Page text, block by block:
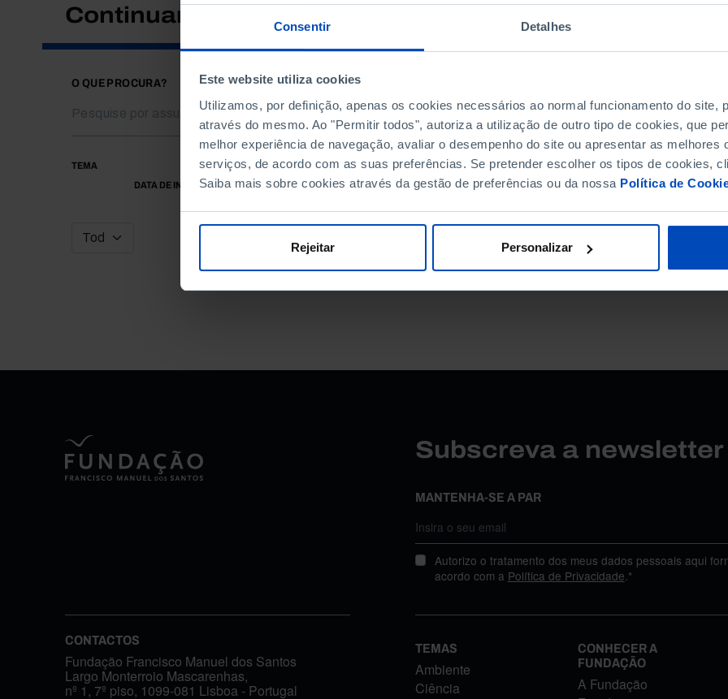
Consentir Detalhes
Este website utiliza cookies
Utilizamos, por definição, apenas os cookies necessários ao normal funcionamento do site,
através do mesmo. Ao "Permitir todos", autoriza a utilização de outro tipo de cookies, que
melhor experiência de navegação, avaliar o desempenho do site ou apresentar as melhores
serviços, de acordo com as suas preferências. Se pretender escolher os tipos de cookies,
Saiba mais sobre cookies através da gestão de preferências ou da nossa Política de
Rejeitar Personalizar
Continuar a pesquisar
O QUE PROCURA?
TEMA
DATA DE INÍCIO
DATA DE FIM
Subscreva a
MANTENHA-SE A PAR
Autorizo o tratamento dos meus dados pessoais aqui
acordo com a Política de Privacidade.*
CONTACTOS
Fundação Francisco Manuel dos Santos
Largo Monterroio Mascarenhas,
nº 1, 7º piso, 1099-081 Lisboa - Portugal
TEMAS
Ambiente
Ciência
CONHECER A
FUNDAÇÃO
A Fundação